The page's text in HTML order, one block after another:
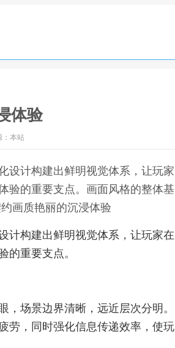
体验
：本站
设计构建出鲜明视觉体系，让玩家
验的重要支点。画面风格的整体基
画质艳丽的沉浸体验
计构建出鲜明视觉体系，让玩家在
的重要支点。
场景边界清晰，远近层次分明。
劳，同时强化信息传递效率，使玩